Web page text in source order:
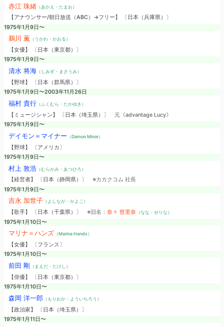
赤江 珠緒（あかえ・たまお）
【アナウンサー/朝日放送（ABC）→フリー】 〔日本（兵庫県）〕
1975年1月9日〜
鵜川 薫（うかわ・かおる）
【女優】 〔日本（東京都）〕
1975年1月9日〜
清水 将海（しみず・まさうみ）
【野球】 〔日本（群馬県）〕
1975年1月9日〜2003年11月26日
福村 貴行（ふくむら・たかゆき）
【ミュージシャン】 〔日本（埼玉県）〕 元《advantage Lucy》
1975年1月9日〜
デイモン＝マイナー （Damon Minor）
【野球】 〔アメリカ〕
1975年1月9日〜
村上 敦浩（むらかみ・あつひろ）
【経営者】 〔日本（静岡県）〕 ※カカクコム 社長
1975年1月9日〜
吉永 加世子（よしなが・かよこ）
【歌手】 〔日本（千葉県）〕 ※旧名： 奈々 世里奈（なな・せりな）
1975年1月10日〜
マリナ＝ハンズ （Marina Hands）
【女優】 〔フランス〕
1975年1月10日〜
前田 剛 （まえだ・たけし）
【俳優】 〔日本（東京都）〕
1975年1月10日〜
森岡 洋一郎（もりおか・よういちろう）
【政治家】 〔日本（埼玉県）〕
1975年1月11日〜